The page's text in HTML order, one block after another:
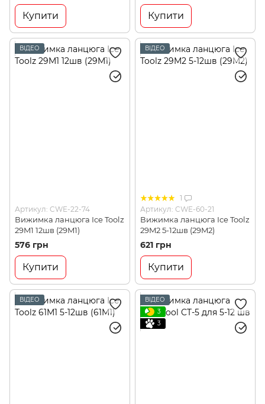
Купити Купити
ВІДЕО
Артикул: CWE-22-74
Вижимка ланцюга Ice Toolz
29M1 12шв (29M1)
576 грн
Купити
ВІДЕО
1
Артикул: CWE-60-21
Вижимка ланцюга Ice Toolz
29M2 5-12шв (29M2)
621 грн
Купити
ВІДЕО
ВІДЕО
3
3